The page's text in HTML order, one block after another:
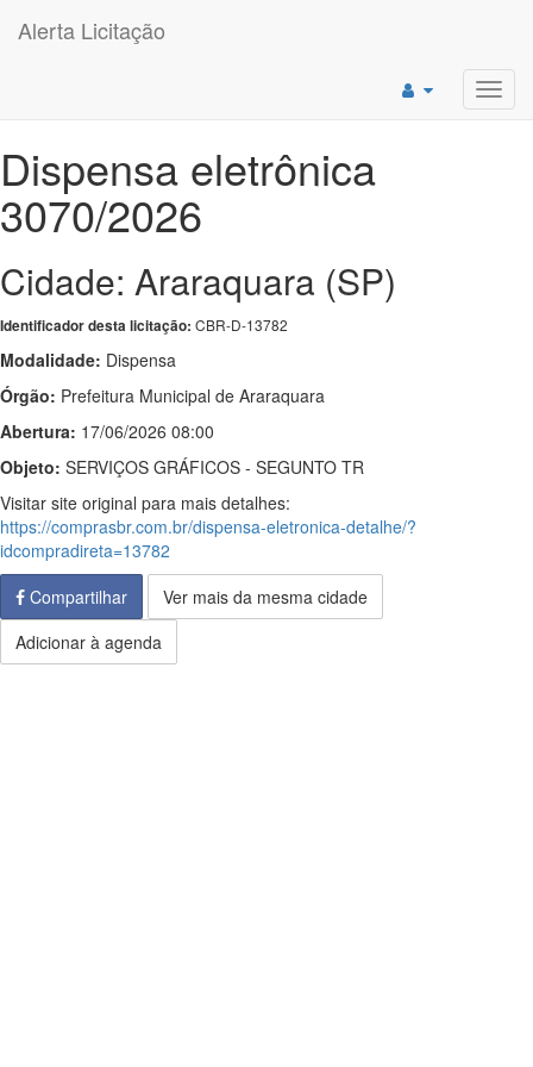
Alerta Licitação
Dispensa eletrônica
3070/2026
Cidade: Araraquara (SP)
Identificador desta licitação: CBR-D-13782
Modalidade: Dispensa
Órgão: Prefeitura Municipal de Araraquara
Abertura: 17/06/2026 08:00
Objeto: SERVIÇOS GRÁFICOS - SEGUNTO TR
Visitar site original para mais detalhes:
https://comprasbr.com.br/dispensa-eletronica-detalhe/?
idcompradireta=13782
Compartilhar
Ver mais da mesma cidade
Adicionar à agenda